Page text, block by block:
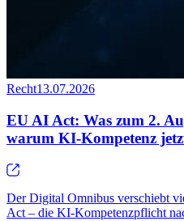
Recht13.07.2026
EU AI Act: Was zum 2.
warum KI-Kompetenz
Der Digital Omnibus verschiebt
Act – die KI-Kompetenzpflicht